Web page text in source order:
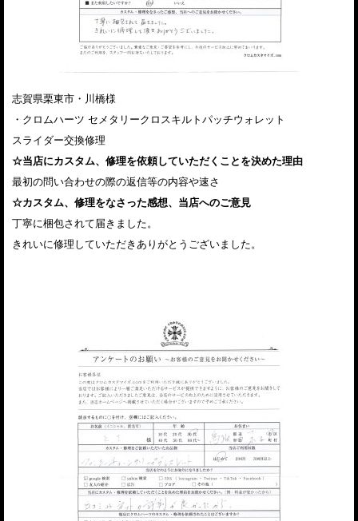
志賀県栗東市・川橋様
・クロムハーツ セメタリークロスキルトパッチウォレット
スライダー交換修理
☆当店にカスタム、修理を依頼していただくことを決めた理由
最初の問い合わせの際の返信等の内容や速さ
☆カスタム、修理をなさった感想、当店へのご意見
丁寧に梱包されて届きました。
きれいに修理していただきありがとうございました。